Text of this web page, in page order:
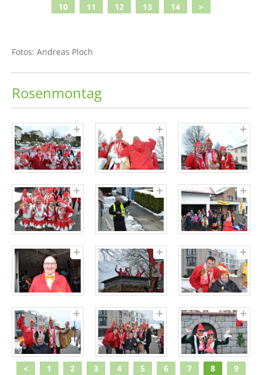
10
11 12 13 14 >
Fotos: Andreas Ploch
Rosenmontag
< 1 2 3 4 5 6 7 8
9